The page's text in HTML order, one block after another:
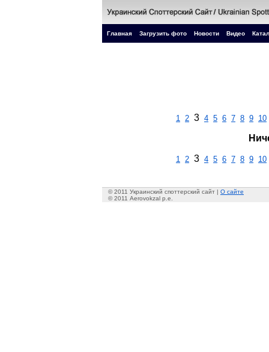
Главная Загрузить фото Новости Видео
1 2 3 4 5 6 7 8 9 10
1 2 3 4 5 6 7 8 9 10
© 2011 Украинский споттерский сайт | О сайте
© 2011 Aerovokzal p.e.